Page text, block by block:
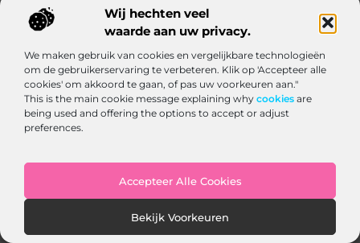
Wij hechten veel
waarde aan uw privacy.
We maken gebruik van cookies en vergelijkbare technologieën
om de gebruikerservaring te verbeteren. Klik op 'Accepteer alle
cookies' om akkoord te gaan, of pas uw voorkeuren aan."
This is the main cookie message explaining why cookies are
being used and offering the options to accept or adjust
preferences.
Accepteer Alle Cookies
Bekijk Voorkeuren
Jouw gids naar digitale groei en slimme strategieën
Ontdek inspirerende blogs en inzichten die je verder
brengen. Bij Webverkenner.nl vind je praktische kennis,
actuele trends en concrete tips om jouw online prestaties
Bericht categorie